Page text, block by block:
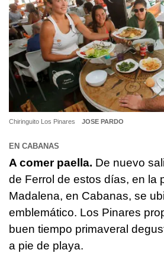
Chiringuito Los Pinares JOSE PARDO
EN CABANAS
A comer paella. De nuevo
de Ferrol de estos días, en la
Madalena, en Cabanas, se
emblemático. Los Pinares
buen tiempo primaveral
a pie de playa.